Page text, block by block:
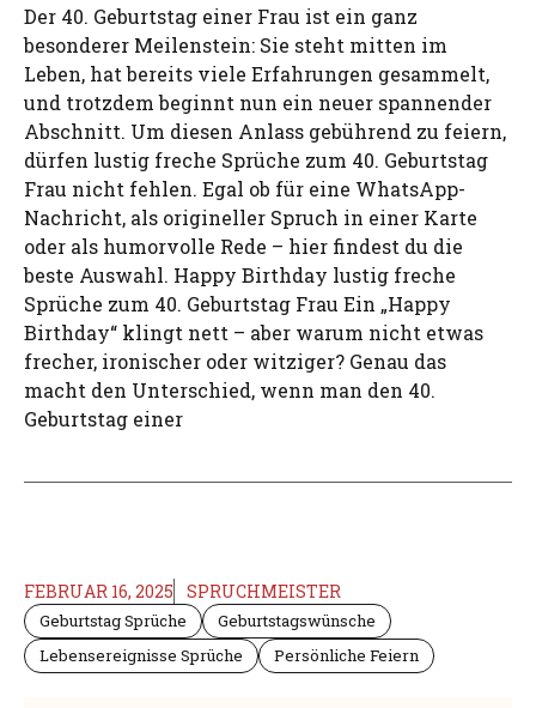
Der 40. Geburtstag einer Frau ist ein ganz
besonderer Meilenstein: Sie steht mitten im
Leben, hat bereits viele Erfahrungen gesammelt,
und trotzdem beginnt nun ein neuer spannender
Abschnitt. Um diesen Anlass gebührend zu feiern,
dürfen lustig freche Sprüche zum 40. Geburtstag
Frau nicht fehlen. Egal ob für eine WhatsApp-
Nachricht, als origineller Spruch in einer Karte
oder als humorvolle Rede – hier findest du die
beste Auswahl. Happy Birthday lustig freche
Sprüche zum 40. Geburtstag Frau Ein „Happy
Birthday“ klingt nett – aber warum nicht etwas
frecher, ironischer oder witziger? Genau das
macht den Unterschied, wenn man den 40.
Geburtstag einer
FEBRUAR 16, 2025 SPRUCHMEISTER
Geburtstag Sprüche
Geburtstagswünsche
Lebensereignisse Sprüche
Persönliche Feiern